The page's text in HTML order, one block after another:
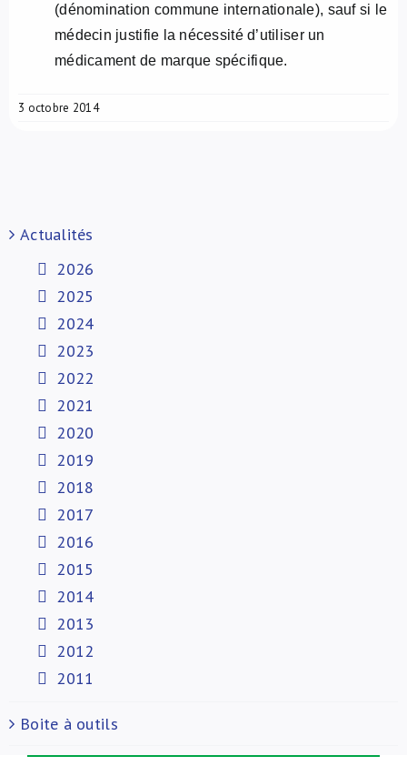
(dénomination commune internationale), sauf si le
médecin justifie la nécessité d’utiliser un
médicament de marque spécifique.
3 octobre 2014
Actualités
2026
2025
2024
2023
2022
2021
2020
2019
2018
2017
2016
2015
2014
2013
2012
2011
Boite à outils